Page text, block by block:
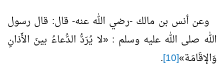
وعن أنس بن مالك -رضي الله عنه- قال: قال رسول
الله صلى الله عليه وسلم : «لا يُرَدُّ الدُّعاءُ بينَ الأَذانِ
وَالإقَامَـة»[10]
.